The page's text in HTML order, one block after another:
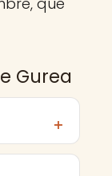
Gurea